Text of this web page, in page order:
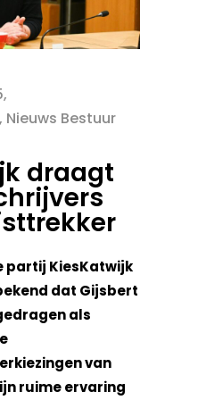
, Nieuws Bestuur
draagt
partij KiesKatwijk
dat Gijsbert
als
van
ruime ervaring